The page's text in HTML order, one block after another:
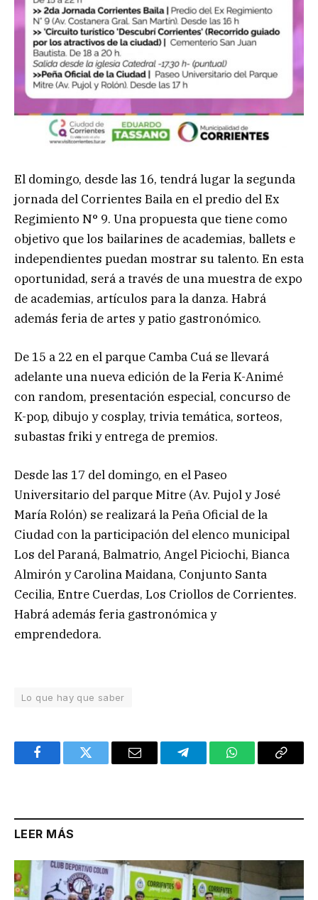
El domingo, desde las 16, tendrá lugar la segunda
jornada del Corrientes Baila en el predio del Ex
Regimiento N° 9. Una propuesta que tiene como
objetivo que los bailarines de academias, ballets e
independientes puedan mostrar su talento. En esta
oportunidad, será a través de una muestra de expo
de academias, artículos para la danza. Habrá
además feria de artes y patio gastronómico.
De 15 a 22 en el parque Camba Cuá se llevará
adelante una nueva edición de la Feria K-Animé
con random, presentación especial, concurso de
K-pop, dibujo y cosplay, trivia temática, sorteos,
subastas friki y entrega de premios.
Desde las 17 del domingo, en el Paseo
Universitario del parque Mitre (Av. Pujol y José
María Rolón) se realizará la Peña Oficial de la
Ciudad con la participación del elenco municipal
Los del Paraná, Balmatrio, Angel Piciochi, Bianca
Almirón y Carolina Maidana, Conjunto Santa
Cecilia, Entre Cuerdas, Los Criollos de Corrientes.
Habrá además feria gastronómica y
emprendedora.
Lo que hay que saber
FacebookTwitter Email TelegramWhatsAppCopy
LEER MÁS